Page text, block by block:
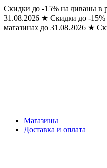
Скидки до -15% на диваны в
31.08.2026 ★ Скидки до -15%
магазинах до 31.08.2026 ★
Магазины
Доставка и оплата